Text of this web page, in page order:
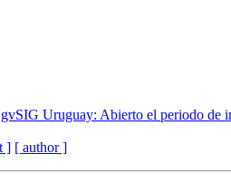
gvSIG Uruguay: Abierto el periodo de
] [ author ]